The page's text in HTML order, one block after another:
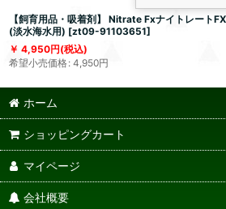
【飼育用品・吸着剤】 Nitrate Fxナイトレート
(淡水海水用) [zt09-91103651]
4,950円(税込)
希望小売価格: 4,950円
ホーム
ショッピングカート
マイページ
会社概要